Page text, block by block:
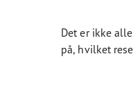
Det er ikke
på, hvilket